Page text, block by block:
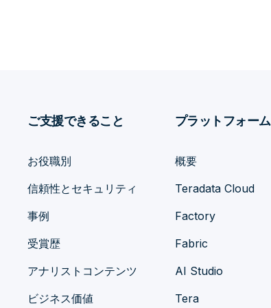
ご支援できること
お役職別
信頼性とセキュリティ
事例
受賞歴
アナリストコンテンツ
ビジネス価値
プラットフォーム
概要
Teradata Cloud
Factory
Fabric
AI Studio
Tera